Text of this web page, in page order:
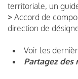
territoriale, un
> Accord de
direction de
Voir les
Partagez des